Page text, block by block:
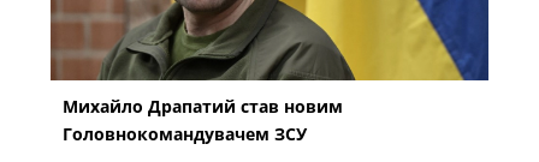
Михайло Драпатий став новим
Головнокомандувачем ЗСУ